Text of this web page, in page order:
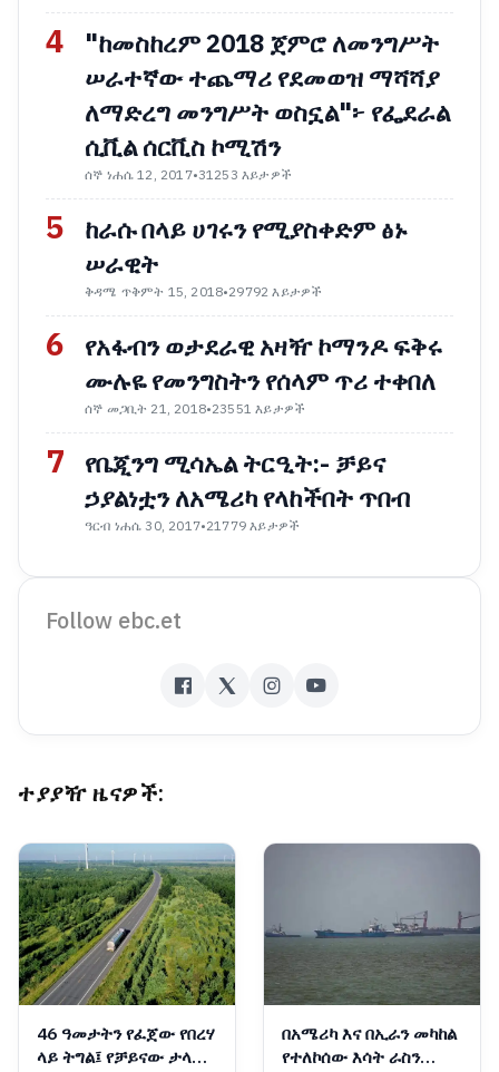
4
"ከመስከረም 2018 ጀምሮ ለመንግሥት
ሠራተኛው ተጨማሪ የደመወዝ ማሻሻያ
ለማድረግ መንግሥት ወስኗል"፦ የፌደራል
ሲቪል ሰርቪስ ኮሚሽን
ሰኞ ነሐሴ 12, 2017•31253 እይታዎች
5
ከራሱ በላይ ሀገሩን የሚያስቀድም ፅኑ
ሠራዊት
ቅዳሜ ጥቅምት 15, 2018•29792 እይታዎች
6
የአፋብን ወታደራዊ አዛዥ ኮማንዶ ፍቅሩ
ሙሉዬ የመንግስትን የሰላም ጥሪ ተቀበለ
ሰኞ መጋቢት 21, 2018•23551 እይታዎች
7
የቤጂንግ ሚሳኤል ትርዒት:- ቻይና
ኃያልነቷን ለአሜሪካ የላከችበት ጥበብ
ዓርብ ነሐሴ 30, 2017•21779 እይታዎች
Follow ebc.et
ተያያዥ ዜናዎች:
46 ዓመታትን የፈጀው የበረሃ
ላይ ትግል፤ የቻይናው ታላቁ
በአሜሪካ እና በኢራን መካከል
የተለኮሰው እሳት ራስን